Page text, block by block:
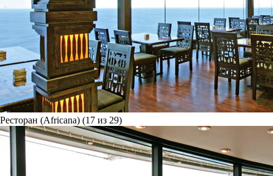
Ресторан (Africana) (17 из 29)